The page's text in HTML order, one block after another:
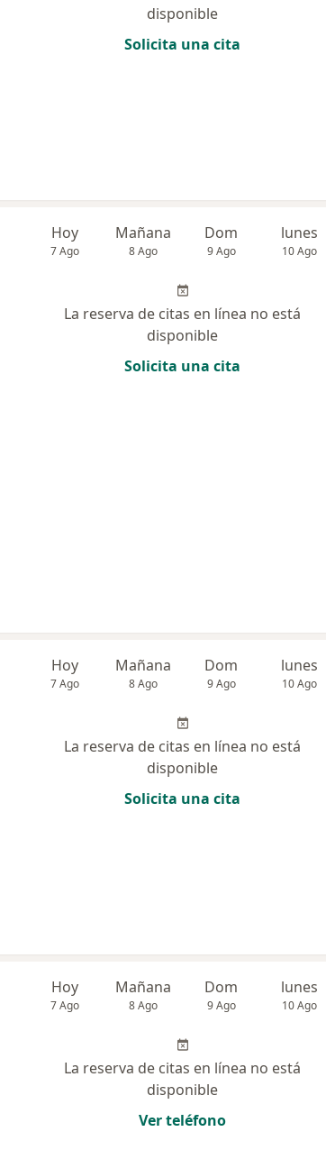
disponible
Solicita una cita
Hoy
7 Ago
Mañana
8 Ago
Dom
9 Ago
lunes
10 Ago
La reserva de citas en línea no está
disponible
Solicita una cita
Hoy
7 Ago
Mañana
8 Ago
Dom
9 Ago
lunes
10 Ago
La reserva de citas en línea no está
disponible
Solicita una cita
Hoy
7 Ago
Mañana
8 Ago
Dom
9 Ago
lunes
10 Ago
La reserva de citas en línea no está
disponible
Ver teléfono